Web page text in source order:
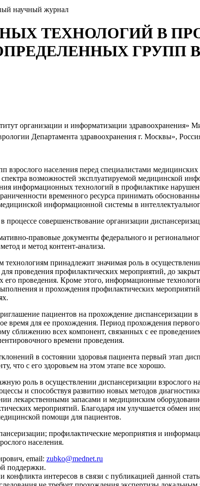
научный журнал
ТЕХНОЛОГИЙ В
ГРУПП
организации и информатизации здравоохранения»
Департамента здравоохранения г. Москвы»,
взрослого населения перед специалистами
возможностей эксплуатируемой медицинской
информационных технологий в профилактике
временного ресурса принимать
информационной системы в
совершенствование организации
правовые документы федерального и
и метод контент-анализа.
принадлежит значимая роль в
проведения профилактических мероприятий, до
его проведения. Кроме этого, информационные
и прохождения профилактических
пациентов на прохождение диспансеризации
время для ее прохождения. Период прохождения
сближению всех компонент, связанных с ее
времени проведения.
в состоянии здоровья пациента первый этап
что с его здоровьем на этом этапе все хорошо.
роль в осуществлении диспансеризации взрослого
и способствуя развитию новых методов
лекарственными запасами и медицинским
мероприятий. Благодаря им улучшается обмен
помощи для пациентов.
профилактические мероприятия и
населения.
email: zubko@mednet.ru
поддержки.
конфликта интересов в связи с публикацией данной